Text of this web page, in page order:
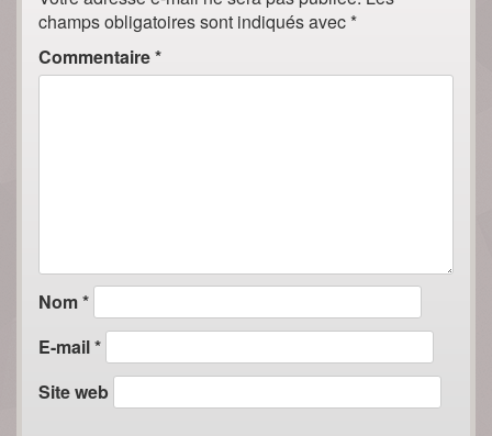
champs obligatoires sont indiqués avec*
Commentaire*
Nom*
E-mail*
Site web